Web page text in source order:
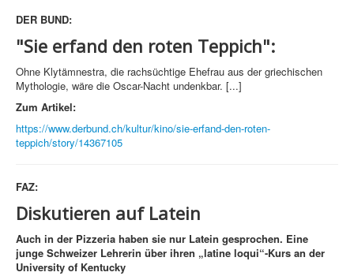
DER BUND:
"Sie erfand den roten Teppich":
Ohne Klytämnestra, die rachsüchtige Ehefrau aus der griechischen
Mythologie, wäre die Oscar-Nacht undenkbar. [...]
Zum Artikel:
https://www.derbund.ch/kultur/kino/sie-erfand-den-roten-
teppich/story/14367105
FAZ:
Diskutieren auf Latein
Auch in der Pizzeria haben sie nur Latein gesprochen. Eine
junge Schweizer Lehrerin über ihren „latine loqui“-Kurs an der
University of Kentucky